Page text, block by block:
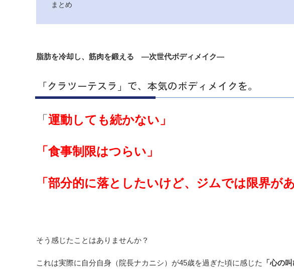
まとめ
脂肪を冷却し、筋肉を鍛える ―次世代ボディメイク―
「クラツーテスラ」で、本気のボディメイクを。
「 運動しても続かない」
「食事制限はつらい」
「部分的に落としたいけど、ジムでは限界があ
そう感じたことはありませんか？
これは実際に自分自身（院長ナカニシ）が45歳を過ぎた頃に感じた 「心の叫